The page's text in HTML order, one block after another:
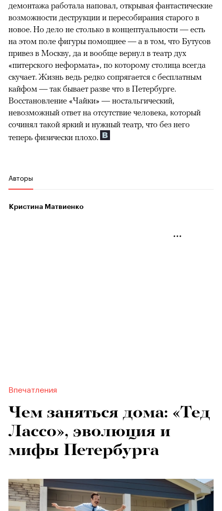
демонтажа работала наповал, открывая фантастические
возможности деструкции и пересобирания старого в
новое. Но дело не столько в концептуальности — есть
на этом поле фигуры помощнее — а в том, что Бутусов
привез в Москву, да и вообще вернул в театр дух
«питерского неформата», по которому столица всегда
скучает. Жизнь ведь редко сопрягается с бесплатным
кайфом — так бывает разве что в Петербурге.
Восстановление «Чайки» — ностальгический,
невозможный ответ на отсутствие человека, который
сочинял такой яркий и нужный театр, что без него
теперь физически плохо.
Авторы
Кристина Матвиенко
Впечатления
Чем заняться дома: «Тед
Лассо», эволюция и
мифы Петербурга